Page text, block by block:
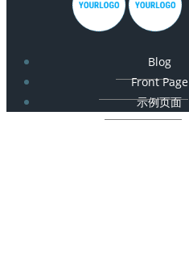
Blog
Front Page
示例页面